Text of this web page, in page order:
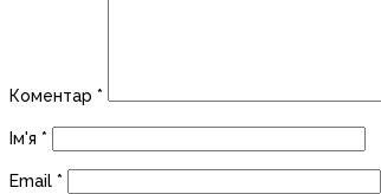
Коментар *
Ім'я *
Email *